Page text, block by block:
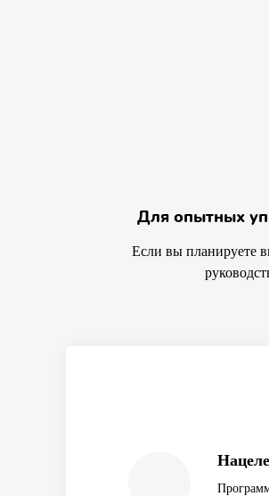
Для опытных
Если вы планируете